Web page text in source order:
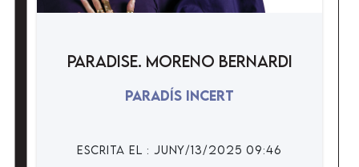
Paradise. Moreno Bernardi
Paradís incert
ESCRiTA EL : juny/13/2025 09:46